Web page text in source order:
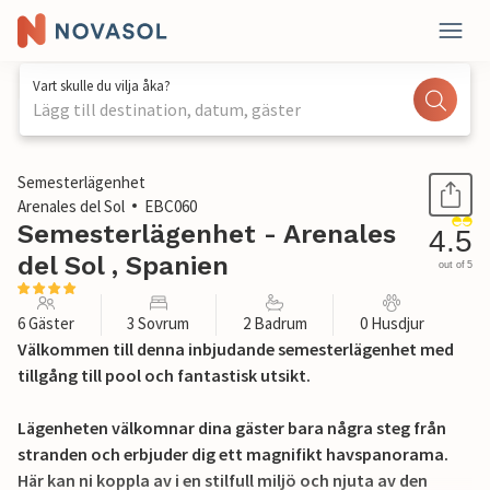
Vart skulle du vilja åka?
Lägg till destination, datum, gäster
1 / 23
Semesterlägenhet
Arenales del Sol
EBC060
Semesterlägenhet - Arenales
del Sol , Spanien
4.5
out of 5
6 Gäster 3 Sovrum 2 Badrum 0 Husdjur
Välkommen till denna inbjudande semesterlägenhet med
tillgång till pool och fantastisk utsikt.
Lägenheten välkomnar dina gäster bara några steg från
stranden och erbjuder dig ett magnifikt havspanorama.
Här kan ni koppla av i en stilfull miljö och njuta av den